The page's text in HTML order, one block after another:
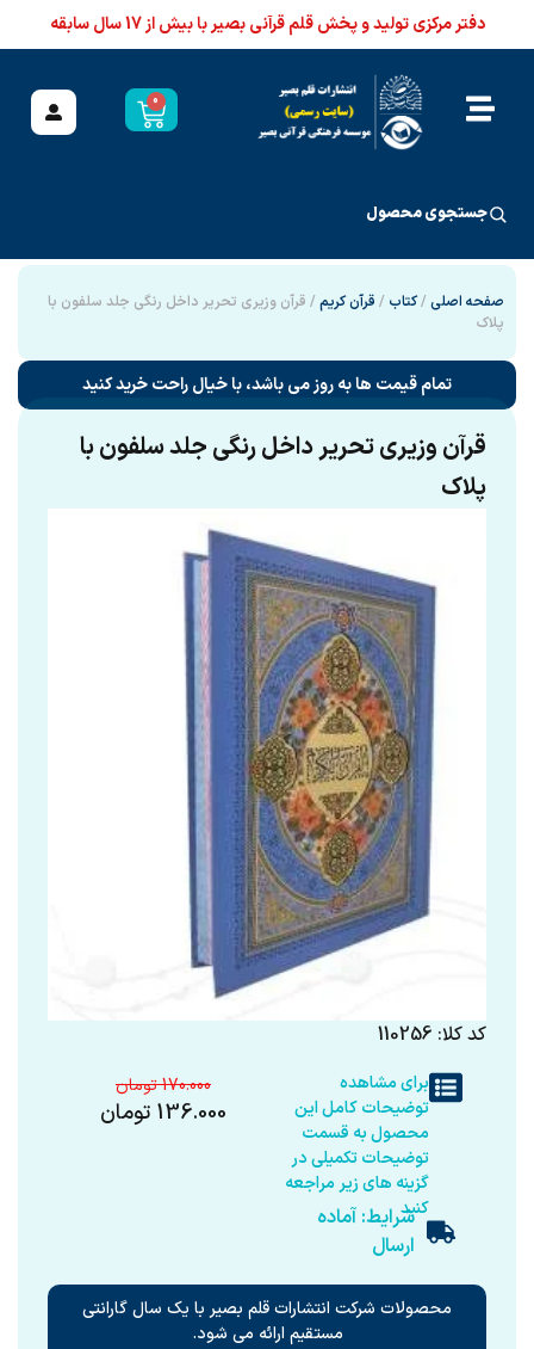
دفتر مرکزی تولید و پخش قلم قرآنی بصیر با بیش از 17 سال سابقه
0
جستجوی محصول
صفحه اصلی /کتاب / قرآن کریم / قرآن وزیری تحریر داخل رنگی جلد سلفون با
پلاک
تمام قیمت ها به روز می باشد، با خیال راحت خرید کنید
قرآن وزیری تحریر داخل رنگی جلد سلفون با
پلاک
کد کلا: 110256
برای مشاهده
توضیحات کامل این
محصول به قسمت
توضیحات تکمیلی در
گزینه های زیر مراجعه
کنیدشرایط: آماده
ارسال
170.000
136.000 تومان
محصولات شرکت انتشارات قلم بصیر با یک سال گارانتی
مستقیم ارائه می شود.